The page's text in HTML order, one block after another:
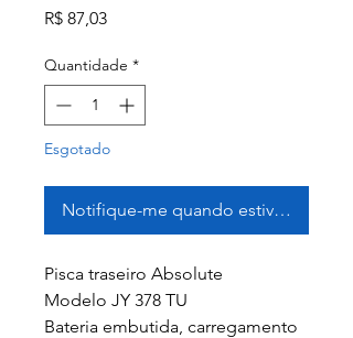
R$ 87,03Preço
Quantidade *
Esgotado
Notifique-me quando estiver
Pisca traseiro Absolute
Modelo JY 378 TU
Bateria embutida, carregamento